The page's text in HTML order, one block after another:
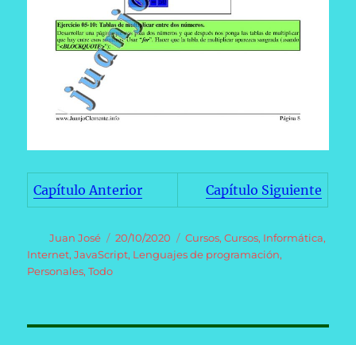
Capítulo Anterior Capítulo Siguiente
Autor
Juan José
Publicado
el
20/10/2020 Categorías
Cursos,Cursos, Informática,
Internet,JavaScript, Lenguajes de programación,
Personales,Todo